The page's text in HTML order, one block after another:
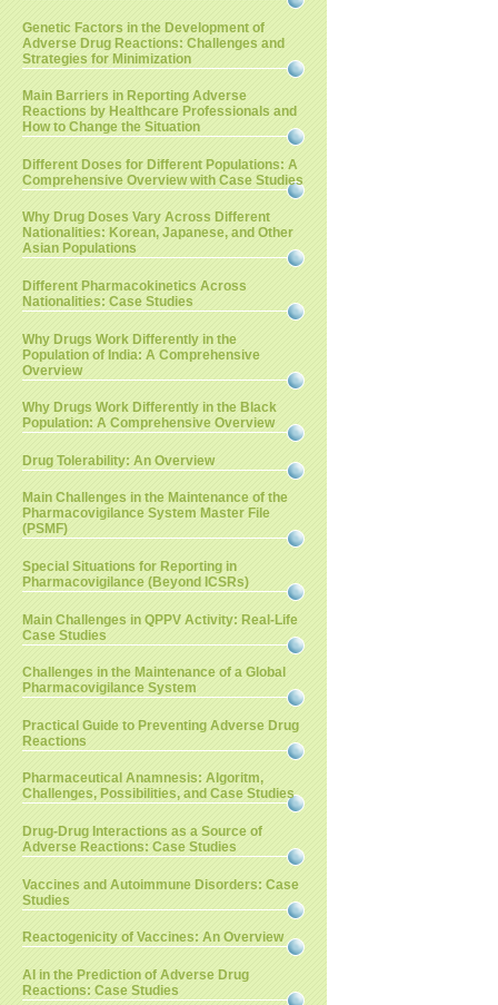
Genetic Factors in the Development of
Adverse Drug Reactions: Challenges and
Strategies for Minimization
Main Barriers in Reporting Adverse
Reactions by Healthcare Professionals and
How to Change the Situation
Different Doses for Different Populations: A
Comprehensive Overview with Case Studies
Why Drug Doses Vary Across Different
Nationalities: Korean, Japanese, and Other
Asian Populations
Different Pharmacokinetics Across
Nationalities: Case Studies
Why Drugs Work Differently in the
Population of India: A Comprehensive
Overview
Why Drugs Work Differently in the Black
Population: A Comprehensive Overview
Drug Tolerability: An Overview
Main Challenges in the Maintenance of the
Pharmacovigilance System Master File
(PSMF)
Special Situations for Reporting in
Pharmacovigilance (Beyond ICSRs)
Main Challenges in QPPV Activity: Real-Life
Case Studies
Challenges in the Maintenance of a Global
Pharmacovigilance System
Practical Guide to Preventing Adverse Drug
Reactions
Pharmaceutical Anamnesis: Algoritm,
Challenges, Possibilities, and Case Studies
Drug-Drug Interactions as a Source of
Adverse Reactions: Case Studies
Vaccines and Autoimmune Disorders: Case
Studies
Reactogenicity of Vaccines: An Overview
AI in the Prediction of Adverse Drug
Reactions: Case Studies